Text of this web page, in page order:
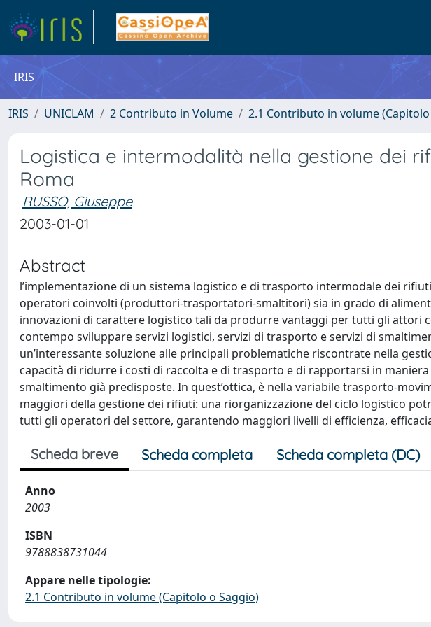
IRIS
IRIS UNICLAM 2 Contributo in Volume 2.1 Contributo in volume
Logistica e intermodalità nella gestione dei
Roma
RUSSO, Giuseppe
2003-01-01
Abstract
l’implementazione di un sistema logistico e di trasporto intermodale dei
operatori coinvolti (produttori-trasportatori-smaltitori) sia in grado di
innovazioni di carattere logistico tali da produrre vantaggi per tutti gli attori
contempo sviluppare servizi logistici, servizi di trasporto e servizi di
un’interessante soluzione alle principali problematiche riscontrate nella
capacità di ridurre i costi di raccolta e di trasporto e di rapportarsi in
smaltimento già predisposte. In quest’ottica, è nella variabile trasporto-
maggiori della gestione dei rifiuti: una riorganizzazione del ciclo logistico
tutti gli operatori del settore, garantendo maggiori livelli di efficienza,
Scheda breve Scheda completa Scheda completa (DC)
Anno
2003
ISBN
9788838731044
Appare nelle tipologie:
2.1 Contributo in volume (Capitolo o Saggio)